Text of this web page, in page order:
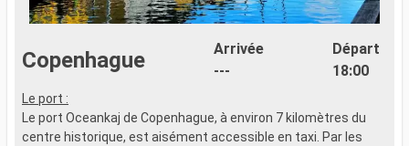
Copenhague
Arrivée
---
Départ
18:00
Le port :
Le port Oceankaj de Copenhague, à environ 7 kilomètres du
centre historique, est aisément accessible en taxi. Par les